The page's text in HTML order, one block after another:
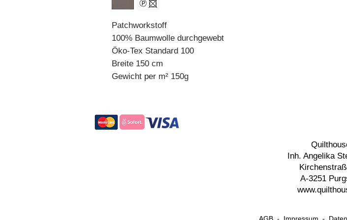
Patchworkstoff
100% Baumwolle durchgewebt
Öko-Tex Standard 100
Breite 150 cm
Gewicht per m² 150g
Inh. Angelika
A-3251